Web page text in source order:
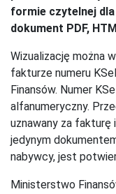
formie czytelnej
dokument PDF,
Wizualizację można
fakturze numeru
Finansów. Numer
alfanumeryczny.
uznawany za fakturę
jedynym
nabywcy, jest
Ministerstwo